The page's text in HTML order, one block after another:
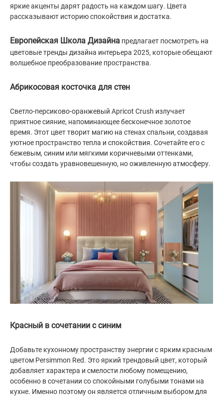
яркие акценты дарят радость на каждом шагу. Цвета
рассказывают историю спокойствия и достатка.
Европейская Школа Дизайна предлагает посмотреть на
цветовые тренды дизайна интерьера 2025, которые обещают
волшебное преобразование пространства.
Абрикосовая косточка для стен
Светло-персиково-оранжевый Apricot Crush излучает
приятное сияние, напоминающее бесконечное золотое
время. Этот цвет творит магию на стенах спальни, создавая
уютное пространство тепла и спокойствия. Сочетайте его с
бежевым, синим или мягкими коричневыми оттенками,
чтобы создать уравновешенную, но оживленную атмосферу.
Красный в сочетании с синим
Добавьте кухонному пространству энергии с ярким красным
цветом Persimmon Red. Это яркий трендовый цвет, который
добавляет характера и смелости любому помещению,
особенно в сочетании со спокойными голубыми тонами на
кухне. Именно поэтому он является отличным выбором для